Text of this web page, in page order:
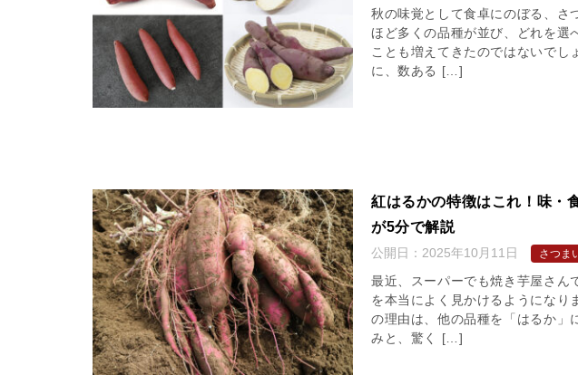
秋の味覚として食卓にのぼる、さ
ほど多くの品種が並び、どれを選
ことも増えてきたのではないでし
に、数ある […]
紅はるかの特徴はこれ！味・
が5分で解説
公開日： 2025年10月11日 さつま
最近、スーパーでも焼き芋屋さん
を本当によく見かけるようになり
の理由は、他の品種を「はるか」
みと、驚く […]